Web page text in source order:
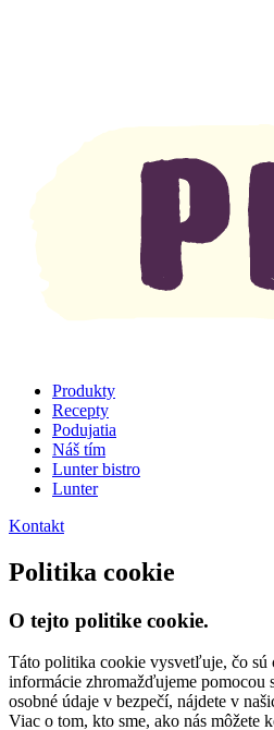
Produkty
Recepty
Podujatia
Náš tím
Lunter bistro
Lunter
Kontakt
Politika cookie
O tejto politike cookie.
Táto politika cookie vysvetľuje, čo sú
informácie zhromažďujeme pomocou
osobné údaje v bezpečí, nájdete v
Viac o tom, kto sme, ako nás môžete